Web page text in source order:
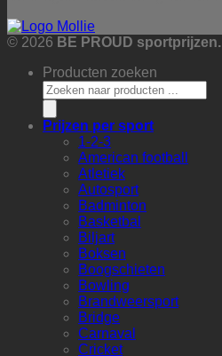
© 2026 BE PROUD sportprijzen.
Producten zoeken
Prijzen per sport
1-2-3
American football
Atletiek
Autosport
Badminton
Basketbal
Biljart
Boksen
Boogschieten
Bowling
Brandweersport
Bridge
Carnaval
Cricket